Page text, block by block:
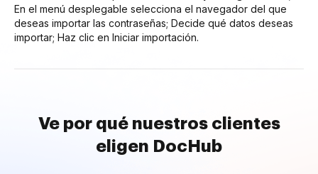
En el menú desplegable selecciona el navegador del que
deseas importar las contraseñas; Decide qué datos deseas
importar; Haz clic en Iniciar importación.
Ve por qué nuestros clientes
eligen DocHub